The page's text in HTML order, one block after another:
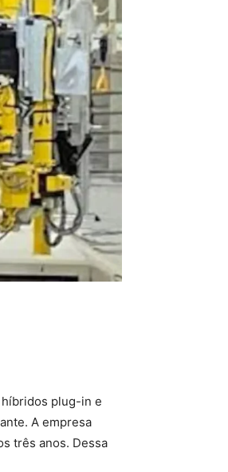
híbridos plug-in e
A empresa
três anos. Dessa